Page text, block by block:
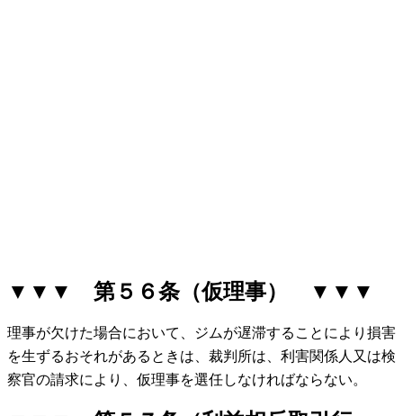
▼▼▼ 第５６条（仮理事） ▼▼▼
理事が欠けた場合において、ジムが遅滞することにより損害
を生ずるおそれがあるときは、裁判所は、利害関係人又は検
察官の請求により、仮理事を選任しなければならない。